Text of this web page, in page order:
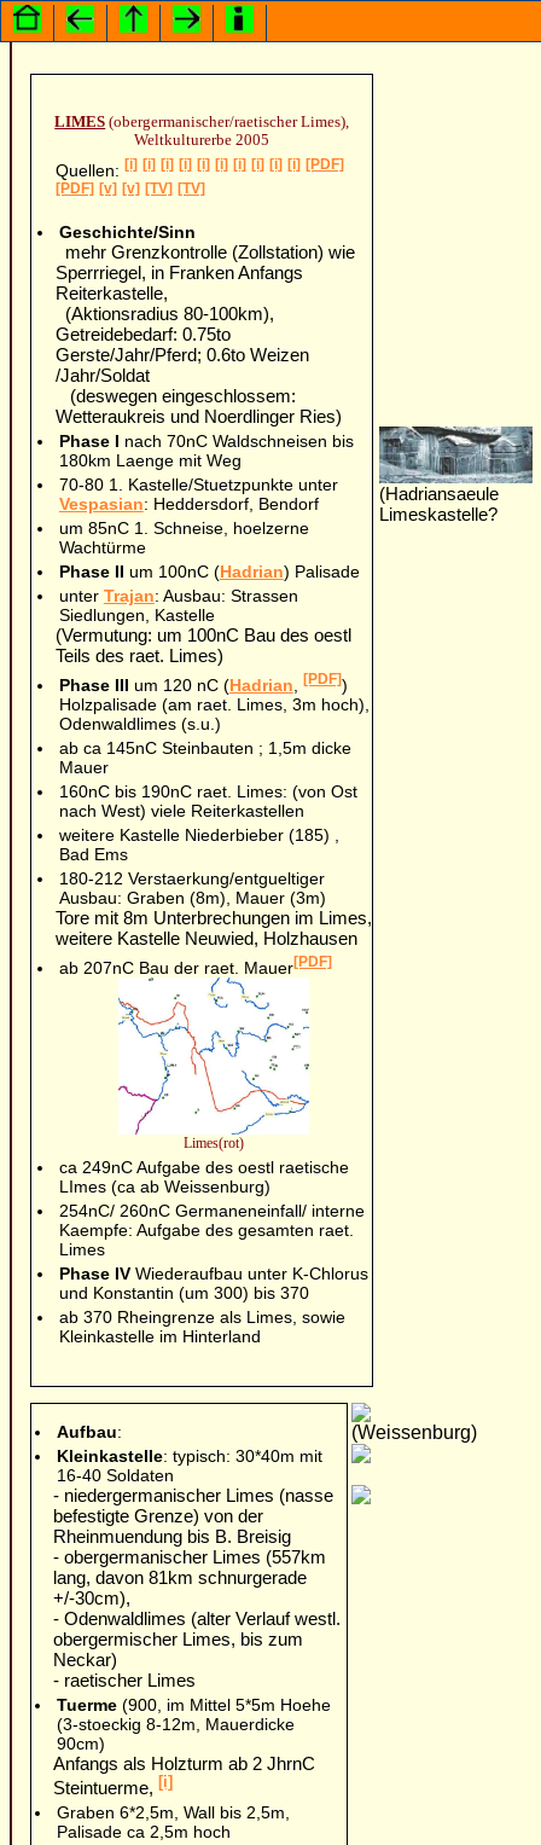
LIMES (obergermanischer/raetischer Limes),
Weltkulturerbe 2005
Quellen: [i] [i] [i] [i] [i] [i] [i] [i] [i] [i] [PDF]
[PDF] [v] [v] [TV] [TV]
Geschichte/Sinn
mehr Grenzkontrolle (Zollstation) wie
Sperrriegel, in Franken Anfangs
Reiterkastelle,
(Aktionsradius 80-100km),
Getreidebedarf: 0.75to
Gerste/Jahr/Pferd; 0.6to Weizen
/Jahr/Soldat
(deswegen eingeschlossem:
Wetteraukreis und Noerdlinger Ries)
(Hadriansaeule
Limeskastelle?
Phase I nach 70nC Waldschneisen bis
180km Laenge mit Weg
70-80 1. Kastelle/Stuetzpunkte unter
Vespasian: Heddersdorf, Bendorf
um 85nC 1. Schneise, hoelzerne
Wachtürme
Phase II um 100nC (Hadrian) Palisade
unter Trajan: Ausbau: Strassen
Siedlungen, Kastelle
(Vermutung: um 100nC Bau des oestl
Teils des raet. Limes)
Phase III um 120 nC (Hadrian [PDF])
Holzpalisade (am raet. Limes, 3m hoch),
Odenwaldlimes (s.u.)
ab ca 145nC Steinbauten ; 1,5m dicke
Mauer
160nC bis 190nC raet. Limes: (von Ost
nach West) viele Reiterkastellen
weitere Kastelle Niederbieber (185) ,
Bad Ems
180-212 Verstaerkung/entgueltiger
Ausbau: Graben (8m), Mauer (3m)
Tore mit 8m Unterbrechungen im Limes,
weitere Kastelle Neuwied, Holzhausen
ab 207nC Bau der raet. Mauer[PDF]
Limes(rot)
ca 249nC Aufgabe des oestl raetische
LImes (ca ab Weissenburg)
254nC/ 260nC Germaneneinfall/ interne
Kaempfe: Aufgabe des gesamten raet.
Limes
Phase IVWiederaufbau unter K-Chlorus
und Konstantin (um 300) bis 370
ab 370 Rheingrenze als Limes, sowie
Kleinkastelle im Hinterland
(Weissenburg)
Aufbau:
Kleinkastelle: typisch: 30*40m mit
16-40 Soldaten
- niedergermanischer Limes (nasse
befestigte Grenze) von der
Rheinmuendung bis B. Breisig
- obergermanischer Limes (557km
lang, davon 81km schnurgerade
+/-30cm),
- Odenwaldlimes (alter Verlauf westl.
obergermischer Limes, bis zum
Neckar)
- raetischer Limes
Tuerme (900, im Mittel 5*5m Hoehe
(3-stoeckig 8-12m, Mauerdicke
90cm)
Anfangs als Holzturm ab 2 JhrnC
Steintuerme, [i]
Graben 6*2,5m, Wall bis 2,5m,
Palisade ca 2,5m hoch